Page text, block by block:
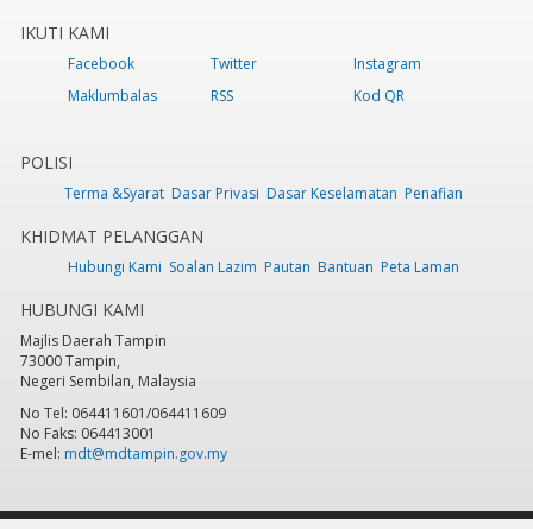
IKUTI KAMI
Facebook Twitter
Instagram
Maklumbalas
RSS Kod QR
POLISI
Terma &Syarat Dasar Privasi Dasar Keselamatan Penafian
KHIDMAT PELANGGAN
Hubungi Kami Soalan Lazim Pautan Bantuan Peta Laman
HUBUNGI KAMI
Majlis Daerah Tampin
73000 Tampin,
Negeri Sembilan, Malaysia
No Tel: 064411601/064411609
No Faks: 064413001
E-mel: mdt@mdtampin.gov.my